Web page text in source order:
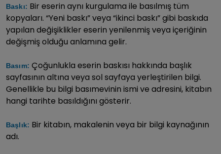
Baskı: Bir eserin aynı kurgulama ile basılmış tüm
kopyaları. “Yeni baskı” veya “ikinci baskı” gibi baskıda
yapılan değişiklikler eserin yenilenmiş veya içeriğinin
değişmiş olduğu anlamına gelir.
Basım: Çoğunlukla eserin baskısı hakkında başlık
sayfasının altına veya sol sayfaya yerleştirilen bilgi.
Genellikle bu bilgi basımevinin ismi ve adresini, kitabın
hangi tarihte basıldığını gösterir.
Başlık: Bir kitabın, makalenin veya bir bilgi kaynağının
adı.